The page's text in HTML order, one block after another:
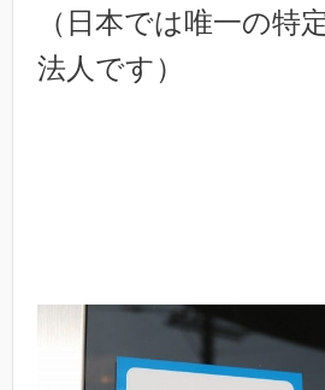
（日本では唯一の特
法人です）